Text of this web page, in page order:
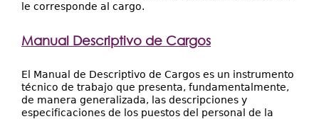
le corresponde al cargo.
Manual Descriptivo de Cargos
El Manual de Descriptivo de Cargos es un instrumento
técnico de trabajo que presenta, fundamentalmente,
de manera generalizada, las descripciones y
especificaciones de los puestos del personal de la